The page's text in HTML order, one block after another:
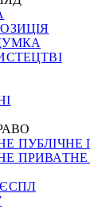
ПУБЛІЧНЕ
ПРИВАТНЕ